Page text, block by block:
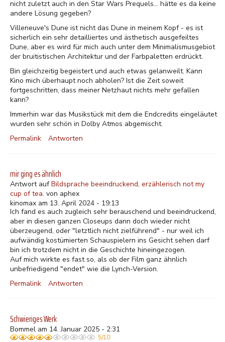
nicht zuletzt auch in den Star Wars Prequels... hätte es da keine
andere Lösung gegeben?
Villeneuve's Dune ist nicht das Dune in meinem Kopf - es ist
sicherlich ein sehr detailliertes und ästhetisch ausgefeiltes
Dune, aber es wird für mich auch unter dem Minimalismusgebiot
der bruitistischen Architektur und der Farbpaletten erdrückt.
Bin gleichzeitig begeistert und auch etwas gelanweilt. Kann
Kino mich überhaupt noch abholen? Ist die Zeit soweit
fortgeschritten, dass meiner Netzhaut nichts mehr gefallen
kann?
Immerhin war das Musikstück mit dem die Endcredits eingeläutet
wurden sehr schön in Dolby Atmos abgemischt.
Permalink
Antworten
mir ging es ähnlich
Antwort aufBildsprache beeindruckend, erzählerisch not my
cup of tea. von aphex
kinomax am 13. April 2024 - 19:13
Ich fand es auch zugleich sehr berauschend und beeindruckend,
aber in diesen ganzen Closeups dann doch wieder nicht
überzeugend, oder "letztlich nicht zielführend" - nur weil ich
aufwändig kostümierten Schauspielern ins Gesicht sehen darf
bin ich trotzdem nicht in die Geschichte hineingezogen.
Auf mich wirkte es fast so, als ob der Film ganz ähnlich
unbefriedigend "endet" wie die Lynch-Version.
Permalink
Antworten
Schwieriges Werk
Bommel am 14. Januar 2025 - 2:31
5/10